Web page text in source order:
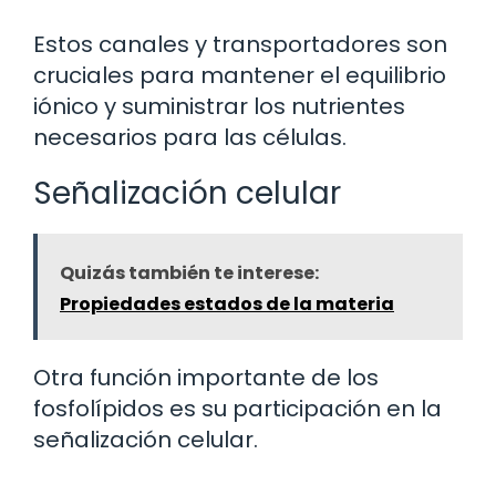
Estos canales y transportadores son
cruciales para mantener el equilibrio
iónico y suministrar los nutrientes
necesarios para las células.
Señalización celular
Quizás también te interese:
Propiedades estados de la materia
Otra función importante de los
fosfolípidos es su participación en la
señalización celular.